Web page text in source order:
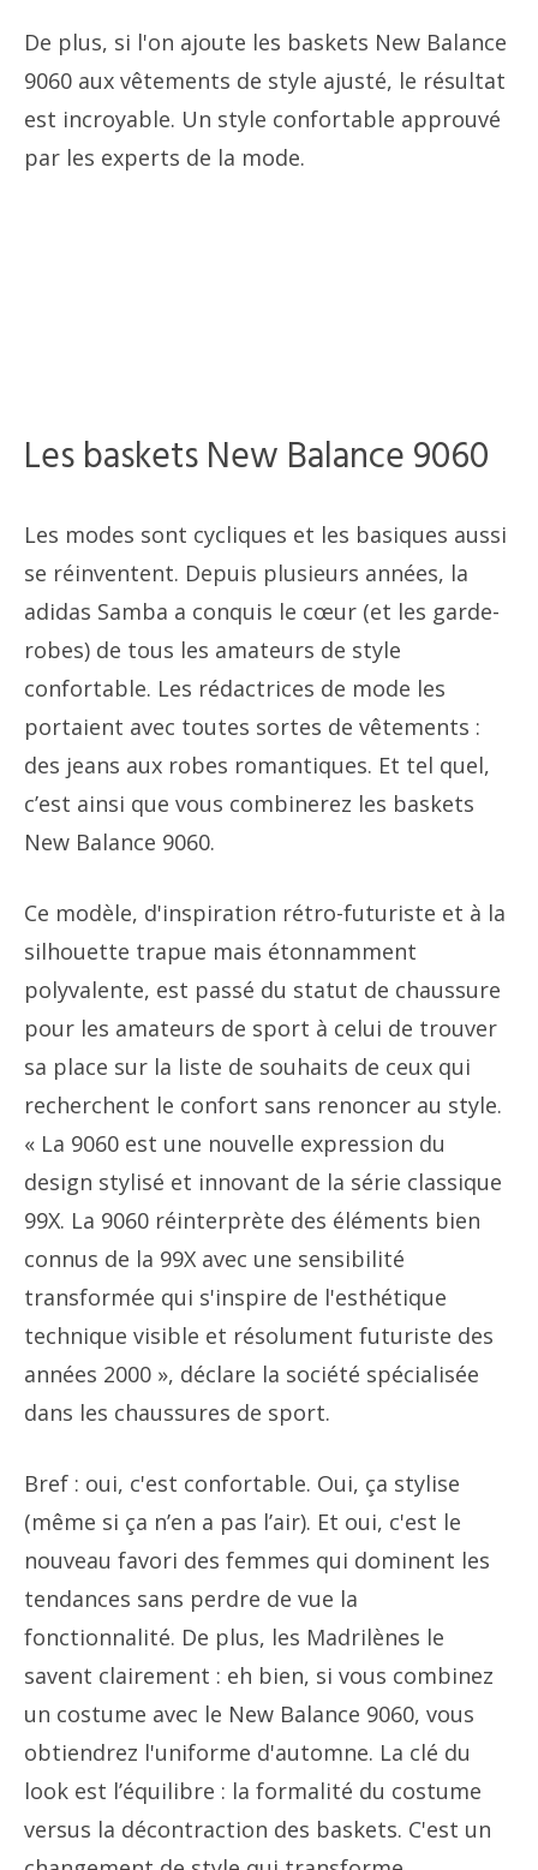
De plus, si l'on ajoute les baskets New Balance
9060 aux vêtements de style ajusté, le résultat
est incroyable. Un style confortable approuvé
par les experts de la mode.
Les baskets New Balance 9060
Les modes sont cycliques et les basiques aussi
se réinventent. Depuis plusieurs années, la
adidas Samba a conquis le cœur (et les garde-
robes) de tous les amateurs de style
confortable. Les rédactrices de mode les
portaient avec toutes sortes de vêtements :
des jeans aux robes romantiques. Et tel quel,
c’est ainsi que vous combinerez les baskets
New Balance 9060.
Ce modèle, d'inspiration rétro-futuriste et à la
silhouette trapue mais étonnamment
polyvalente, est passé du statut de chaussure
pour les amateurs de sport à celui de trouver
sa place sur la liste de souhaits de ceux qui
recherchent le confort sans renoncer au style.
« La 9060 est une nouvelle expression du
design stylisé et innovant de la série classique
99X. La 9060 réinterprète des éléments bien
connus de la 99X avec une sensibilité
transformée qui s'inspire de l'esthétique
technique visible et résolument futuriste des
années 2000 », déclare la société spécialisée
dans les chaussures de sport.
Bref : oui, c'est confortable. Oui, ça stylise
(même si ça n’en a pas l’air). Et oui, c'est le
nouveau favori des femmes qui dominent les
tendances sans perdre de vue la
fonctionnalité. De plus, les Madrilènes le
savent clairement : eh bien, si vous combinez
un costume avec le New Balance 9060, vous
obtiendrez l'uniforme d'automne. La clé du
look est l’équilibre : la formalité du costume
versus la décontraction des baskets. C'est un